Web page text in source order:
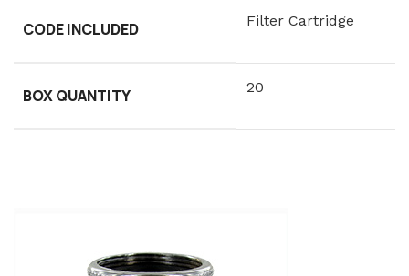
CODE INCLUDED Filter Cartridge
BOX QUANTITY 20